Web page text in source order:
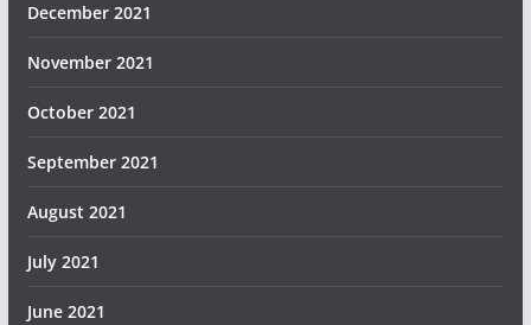
December 2021
November 2021
October 2021
September 2021
August 2021
July 2021
June 2021